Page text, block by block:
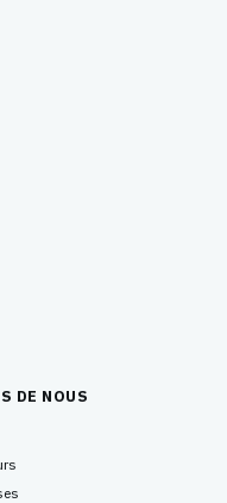
DE NOUS